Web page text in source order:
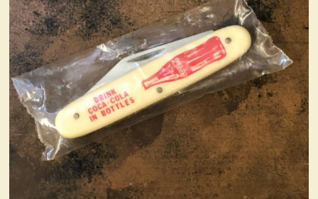
LIFE誌 企業広告切り抜き
ファイヤーキング他
コカコーラ・グッズ
カンパニー・グッズ
キャラクター・グッズ